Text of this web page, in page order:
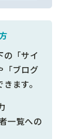
の「サイ
「ブログ
ます。
一覧への